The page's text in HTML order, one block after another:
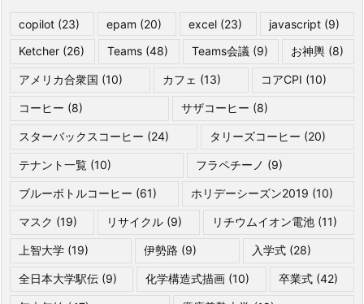
copilot (23) epam (20) excel (23) javascript (9)
Ketcher (26) Teams (48) Teams会議 (9) お神輿(8)
アメリカ合衆国 (10) カフェ (13) コアCPI (10)
コーヒー (8) サザコーヒー (8)
スターバックスコーヒー (24) タリーズコーヒー (20)
テナント一覧 (10) フラペチーノ (9)
ブルーボトルコーヒー (61) ホリデーシーズン2019 (10)
マスク (19) リサイクル (9) リチウムイオン電池(11)
上智大学 (19) 伊勢路 (9) 入学式 (28)
全日本大学駅伝 (9) 化学構造式描画 (10) 卒業式(42)